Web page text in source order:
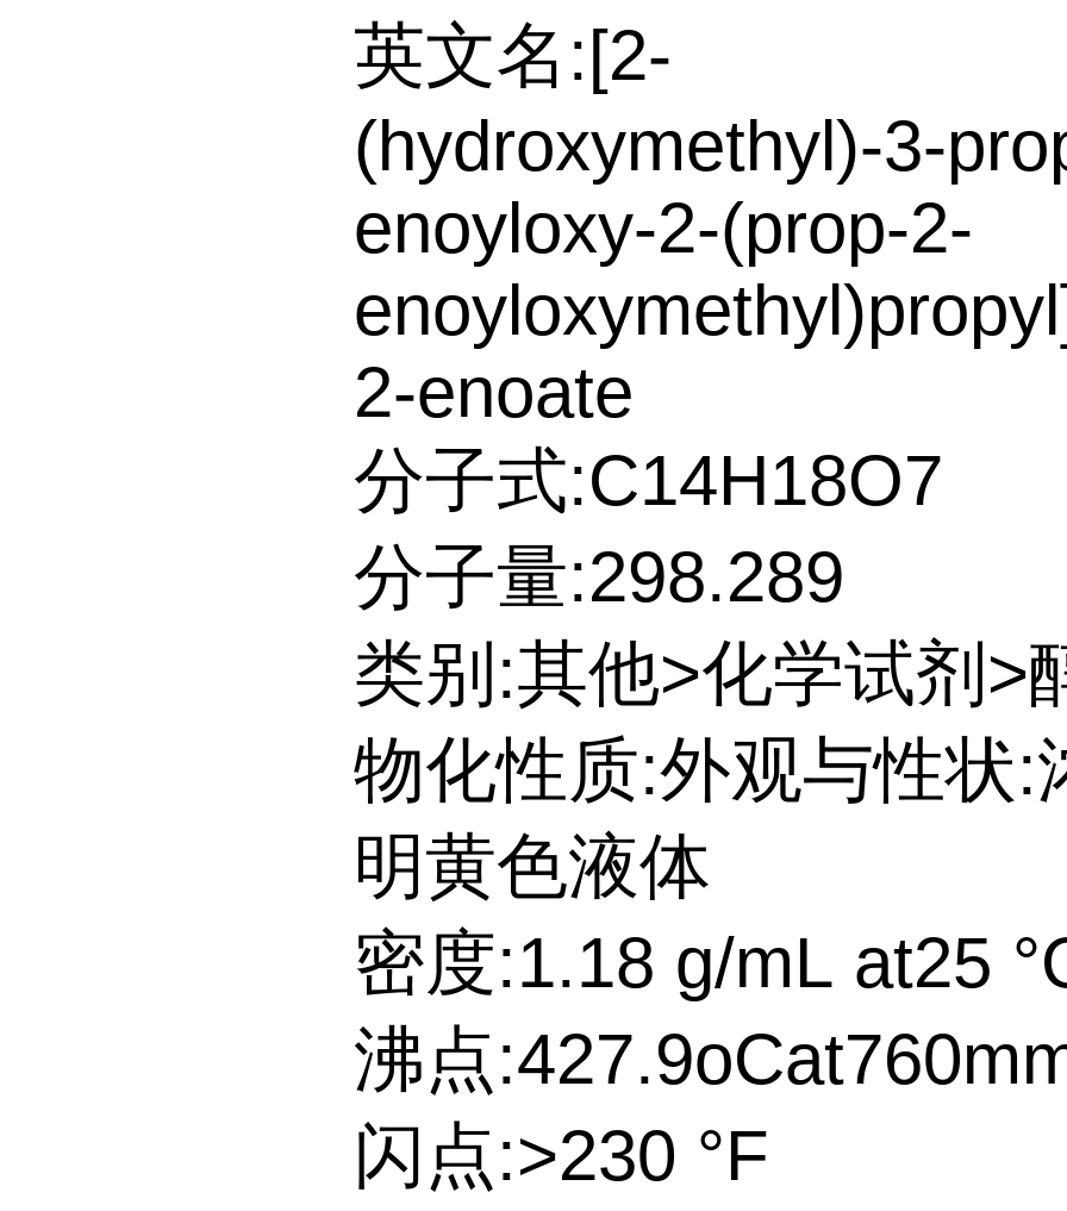
英文名:[2-
(hydroxymethyl)-3-
enoyloxy-2-(prop-2-
2-enoate
分子式:C14H18O7
分子量:298.289
类别:其他>化学试剂>
物化性质:外观与性状:
明黄色液体
密度:1.18 g/mL at25
沸点
闪点:>230 °F